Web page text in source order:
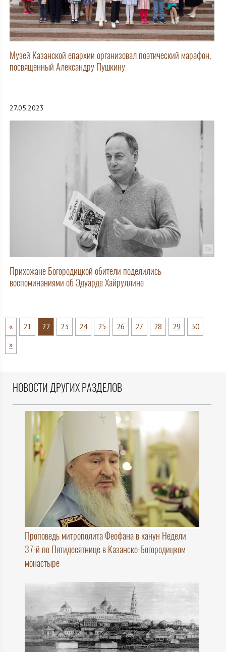
Музей Казанской епархии организовал поэтический марафон,
посвященный Александру Пушкину
27.05.2023
Прихожане Богородицкой обители поделились
воспоминаниями об Эдуарде Хайруллине
« 21 22 23 24 25 26 27 28 29
30
»
НОВОСТИ ДРУГИХ РАЗДЕЛОВ
Проповедь митрополита Феофана в канун Недели
37-й по Пятидесятнице в Казанско-Богородицком
монастыре